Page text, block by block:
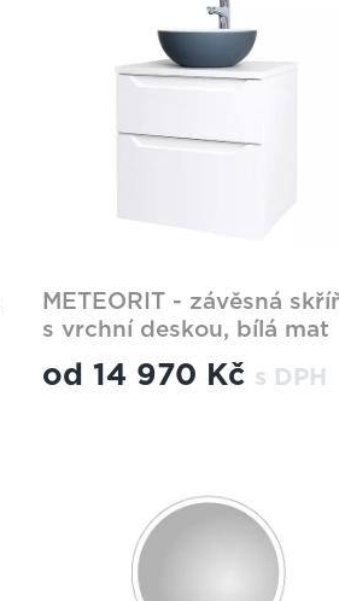
METEORIT - závěsná
s vrchní deskou, bílá mat
od 14 970 Kč s DPH